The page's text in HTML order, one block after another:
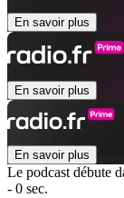
En savoir plus
En savoir plus
En savoir plus
Le podcast débute
- 0 sec.